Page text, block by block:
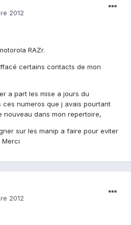
2012
RAZr.
certains contacts de mon
a part les mise a jours du
numeros que j avais pourtant
dans mon repertoire,
sur les manip a faire pour eviter
2012